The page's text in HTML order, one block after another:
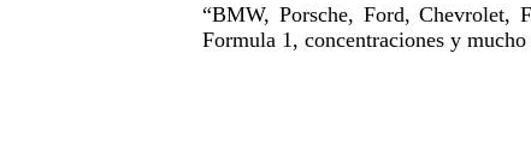
“BMW, Porsche, Ford, Chevrolet,
Formula 1, concentraciones y